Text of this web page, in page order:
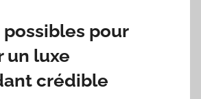
possibles pour
un luxe
crédible